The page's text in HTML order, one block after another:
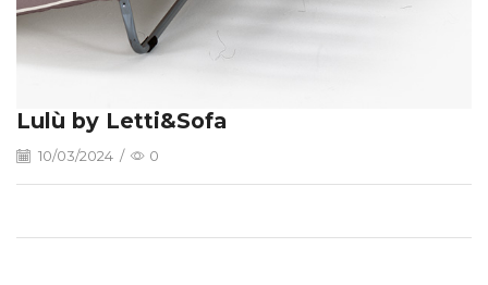
Lulù by Letti&Sofa
10/03/2024 / 0